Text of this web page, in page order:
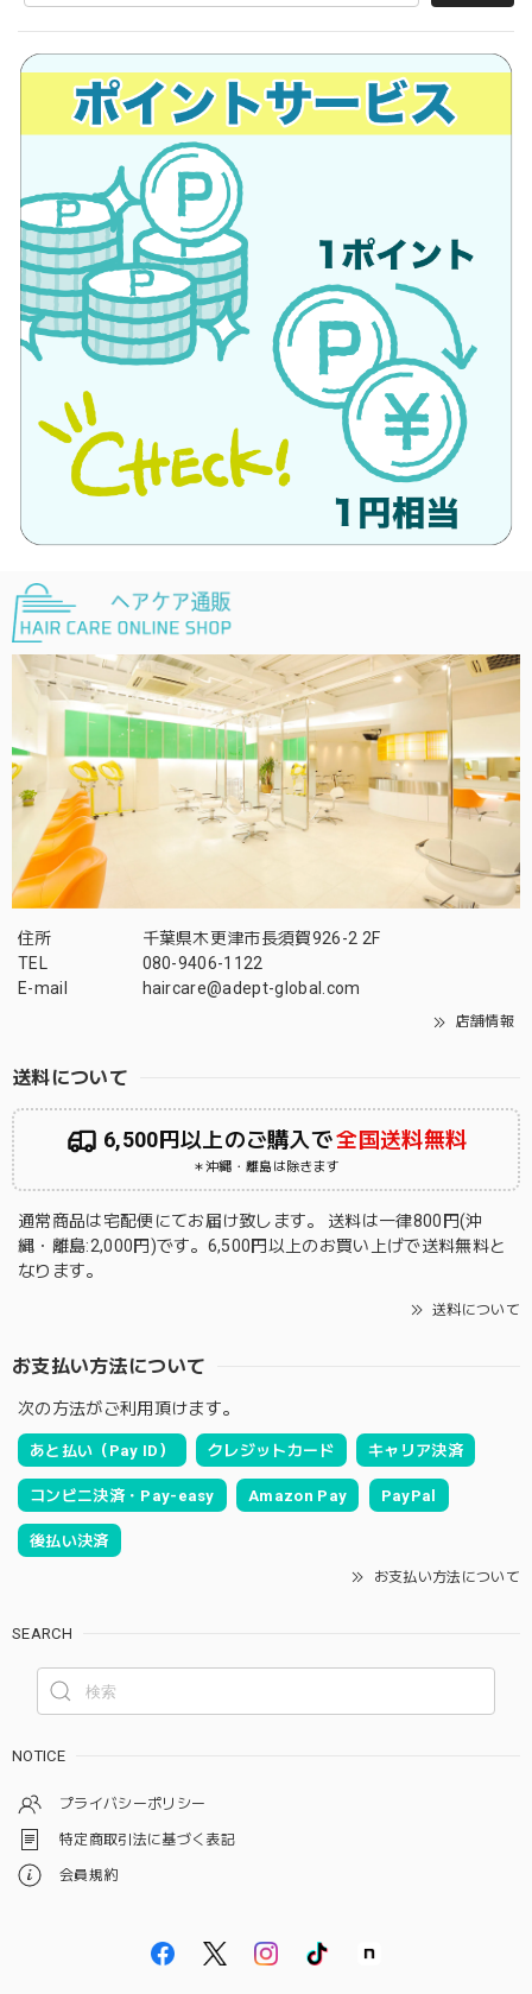
住所
千葉県木更津市長須賀926-2 2F
TEL
080-9406-1122
E-mail
haircare@adept-global.com
店舗情報
送料について
6,500円以上のご購入で全国送料無料
＊沖縄・離島は除きます
通常商品は宅配便にてお届け致します。 送料は一律800円(沖
縄・離島:2,000円)です。6,500円以上のお買い上げで送料無料と
なります。
送料について
お支払い方法について
次の方法がご利用頂けます。
あと払い（Pay ID） クレジットカード キャリア決済
コンビニ決済・Pay-easy Amazon Pay PayPal
後払い決済
お支払い方法について
SEARCH
NOTICE
プライバシーポリシー
特定商取引法に基づく表記
会員規約